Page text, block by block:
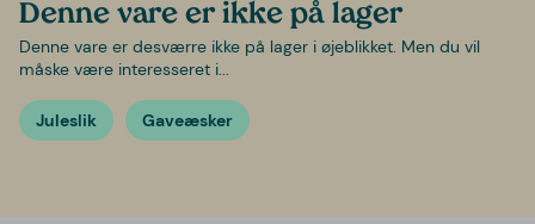
Denne vare er ikke på lager
Denne vare er desværre ikke på lager i øjeblikket. Men du vil
måske være interesseret i...
Juleslik Gaveæsker